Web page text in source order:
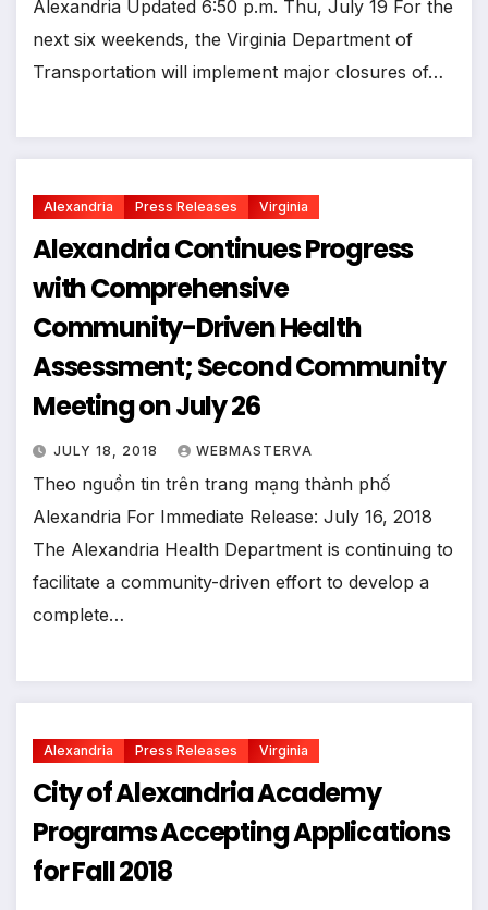
Alexandria Updated 6:50 p.m. Thu, July 19 For the
next six weekends, the Virginia Department of
Transportation will implement major closures of…
Alexandria Press Releases Virginia
Alexandria Continues Progress
with Comprehensive
Community-Driven Health
Assessment; Second Community
Meeting on July 26
JULY 18, 2018 WEBMASTERVA
Theo nguồn tin trên trang mạng thành phố
Alexandria For Immediate Release: July 16, 2018
The Alexandria Health Department is continuing to
facilitate a community-driven effort to develop a
complete…
Alexandria Press Releases Virginia
City of Alexandria Academy
Programs Accepting Applications
for Fall 2018